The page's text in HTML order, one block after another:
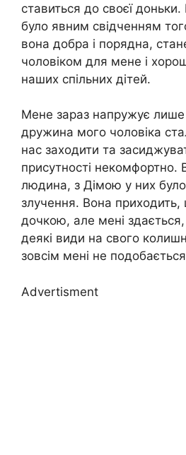
ставиться до своєї
було явним свідченням
вона добра і порядна,
чоловіком для мене і
наших спільних дітей.
Мене зараз напружує
дружина мого чоловіка
нас заходити та
присутності
людина, з Дімою у них
злучення. Вона
дочкою, але мені
деякі види на свого
зовсім мені не
Advertisment